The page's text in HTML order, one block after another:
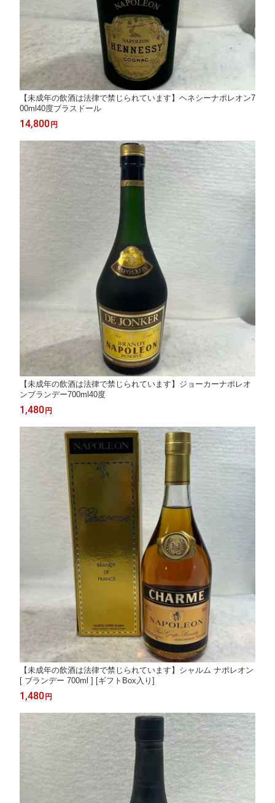
【未成年の飲酒は法律で禁じられています】ヘネシーナポレオン7
00ml40度ブラスドール
14,800円
【未成年の飲酒は法律で禁じられています】ジョーカーナポレオ
ンブランデー700ml40度
1,480円
【未成年の飲酒は法律で禁じられています】シャルム ナポレオン
[ ブランデー 700ml ] [ギフトBox入り]
1,480円